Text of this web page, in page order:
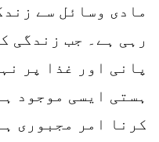
مادی وسائل سے
رہی ہے۔ جب زندگی
پانی اور غذا پر
ہستی ایسی موجود
کرنا امر مجبوری